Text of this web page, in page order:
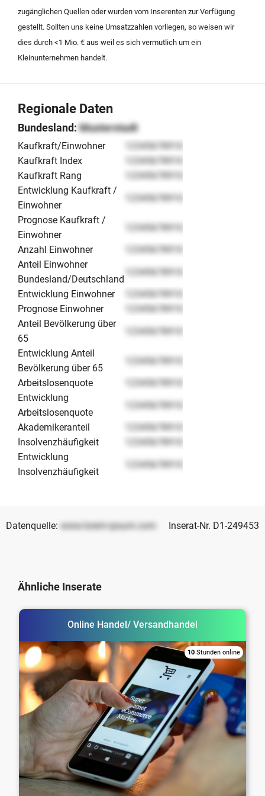
Bedarf sichergestellt. Die Transaktion erfolgt im
zugänglichen Quellen oder wurden vom Inserenten zur Verfügung
gestellt. Sollten uns keine Umsatzzahlen vorliegen, so weisen wir
dies durch <1 Mio. € aus weil es sich vermutlich um ein
Kleinunternehmen handelt.
Regionale Daten
Bundesland: Musterstadt
Kaufkraft/Einwohner
12345678910
Kaufkraft Index
12345678910
Kaufkraft Rang
12345678910
Entwicklung Kaufkraft /
Einwohner
12345678910
Prognose Kaufkraft /
Einwohner
12345678910
Anzahl Einwohner
12345678910
Anteil Einwohner
Bundesland/Deutschland
12345678910
Entwicklung Einwohner
12345678910
Prognose Einwohner
12345678910
Anteil Bevölkerung über
65
12345678910
Entwicklung Anteil
Bevölkerung über 65
12345678910
Arbeitslosenquote
12345678910
Entwicklung
Arbeitslosenquote
12345678910
Akademikeranteil
12345678910
Insolvenzhäufigkeit
12345678910
Entwicklung
Insolvenzhäufigkeit
12345678910
Datenquelle: www.lorem-ipsum.com Inserat-Nr. D1-249453
Ähnliche Inserate
Online Handel/ Versandhandel
10 Stunden online